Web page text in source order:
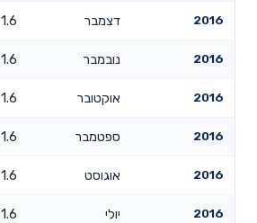
2016 דצמבר 1.6
2016 נובמבר 1.6
2016 אוקטובר 1.6
2016 ספטמבר 1.6
2016 אוגוסט 1.6
2016 יולי 1.6